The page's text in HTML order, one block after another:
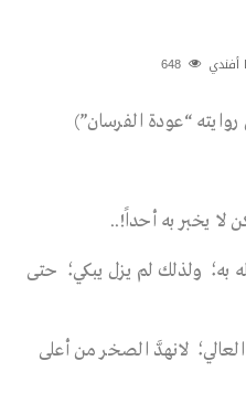
أفندي
“عودة الفرسان”)
لا يخبر به أحداً!..
به؛ ولذلك لم يزل يبكي؛ حتى
لانهدَّ الصخر من أعلى